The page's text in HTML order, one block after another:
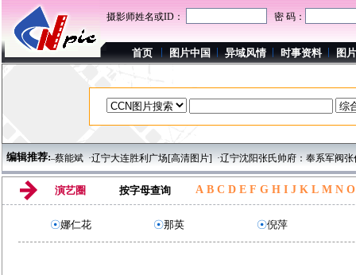
摄影师姓名或ID： 密 码：
首页 图片中国 异域风情 时事资料 图
编辑推荐:
影家——蔡能斌 ·辽宁大连胜利广场[高清图片] ·辽宁沈阳张氏帅府：奉系军阀张
演艺圈 按字母查询 A B C D E F G H I J K L M N O
☉娜仁花 ☉那英 ☉倪萍